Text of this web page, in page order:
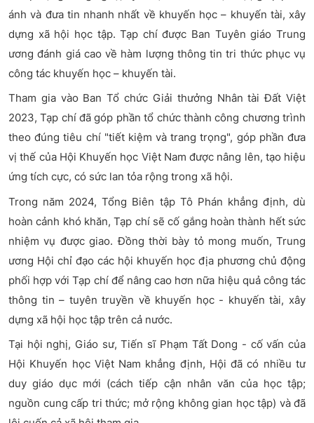
ánh và đưa tin nhanh nhất về khuyến học – khuyến tài, xây
dựng xã hội học tập. Tạp chí được Ban Tuyên giáo Trung
ương đánh giá cao về hàm lượng thông tin tri thức phục vụ
công tác khuyến học – khuyến tài.
Tham gia vào Ban Tổ chức Giải thưởng Nhân tài Đất Việt
2023, Tạp chí đã góp phần tổ chức thành công chương trình
theo đúng tiêu chí "tiết kiệm và trang trọng", góp phần đưa
vị thế của Hội Khuyến học Việt Nam được nâng lên, tạo hiệu
ứng tích cực, có sức lan tỏa rộng trong xã hội.
Trong năm 2024, Tổng Biên tập Tô Phán khẳng định, dù
hoàn cảnh khó khăn, Tạp chí sẽ cố gắng hoàn thành hết sức
nhiệm vụ được giao. Đồng thời bày tỏ mong muốn, Trung
ương Hội chỉ đạo các hội khuyến học địa phương chủ động
phối hợp với Tạp chí để nâng cao hơn nữa hiệu quả công tác
thông tin – tuyên truyền về khuyến học - khuyến tài, xây
dựng xã hội học tập trên cả nước.
Tại hội nghị, Giáo sư, Tiến sĩ Phạm Tất Dong - cố vấn của
Hội Khuyến học Việt Nam khẳng định, Hội đã có nhiều tư
duy giáo dục mới (cách tiếp cận nhân văn của học tập;
nguồn cung cấp tri thức; mở rộng không gian học tập) và đã